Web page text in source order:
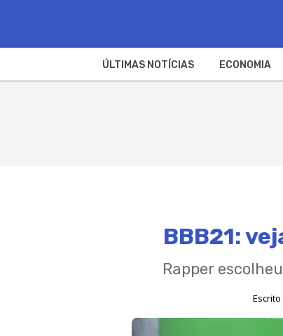
ÚLTIMAS NOTÍCIAS ECONOMIA
BBB21:
Rapper